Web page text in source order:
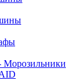
Морозильники